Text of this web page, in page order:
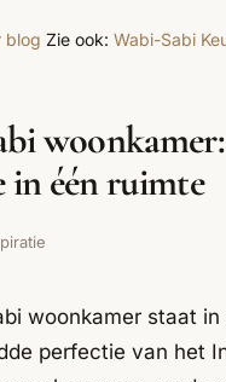
Bohemian Bold
Cottagecore
Healing Home
Italiaans
Werkkamer Eetkamer
blog Zie ook: Wabi-Sabi
in één ruimte
woonkamer staat
perfectie van het